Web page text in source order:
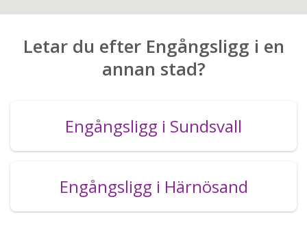
Letar du efter Engångsligg i en
annan stad?
Engångsligg i Sundsvall
Engångsligg i Härnösand